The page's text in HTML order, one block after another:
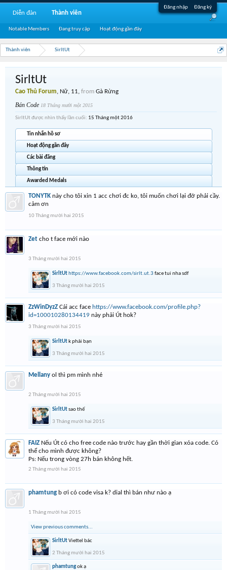
Đăng nhập Đăng ký
Thành viên SirltUt
SirltUt
Cao Thủ Forum, Nữ, 11, from Gà Rừng
Bán Code 18 Tháng mười một 2015
SirltUt được nhìn thấy lần cuối: 15 Tháng một 2016
Tin nhắn hồ sơ
Hoạt động gần đây
Các bài đăng
Thông tin
Awarded Medals
TONYTK này cho tôi xin 1 acc chơi đc ko, tôi muốn chơi lại đỡ phải cầy.
cảm ơn
10 Tháng mười hai 2015
Zet cho t face mới nào
3 Tháng mười hai 2015
SirltUt https://www.facebook.com/sirlt.ut.3 face tui nha sdf
3 Tháng mười hai 2015
ZzWinDyzZ Cái acc face https://www.facebook.com/profile.php?
id=100010280134419 này phải Út hok?
3 Tháng mười hai 2015
SirltUt k phải bạn
3 Tháng mười hai 2015
Mellany ol thì pm mình nhé
2 Tháng mười hai 2015
SirltUtsao thế
3 Tháng mười hai 2015
FAIZ Nếu Út có cho free code nào trước hay gần thời gian xóa code. Có
thể cho mình được không?
Ps: Nếu trong vòng 27h bán không hết.
2 Tháng mười hai 2015
phamtung b ơi có code visa k? dial thì bán như nào ạ
1 Tháng mười hai 2015
View previous comments...
SirltUtViettel bác
2 Tháng mười hai 2015
phamtungok ạ
Diễn đàn Thành viên
Notable Members Đang truy cập Hoạt động gần đây